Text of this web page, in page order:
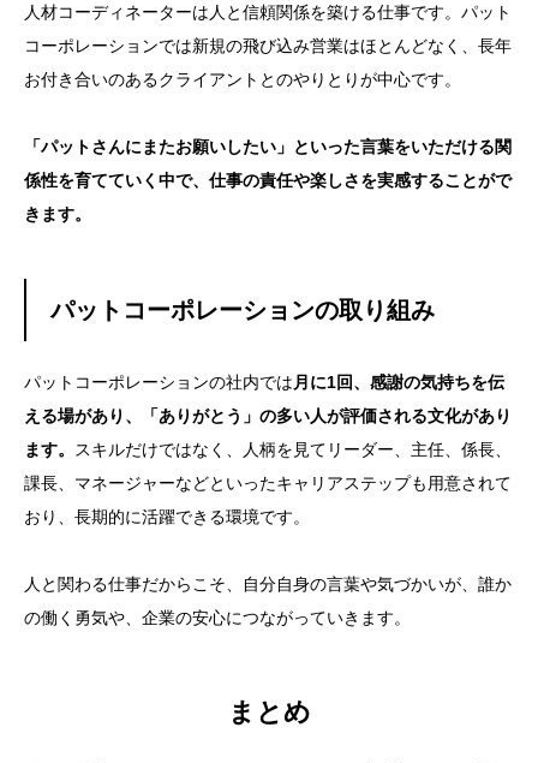
人材コーディネーターは人と信頼関係を築ける仕事です。パット
コーポレーションでは新規の飛び込み営業はほとんどなく、長年
お付き合いのあるクライアントとのやりとりが中心です。
「パットさんにまたお願いしたい」といった言葉をいただける関
係性を育てていく中で、仕事の責任や楽しさを実感することがで
きます。
パットコーポレーションの取り組み
パットコーポレーションの社内では 月に1回、感謝の気持ちを伝
える場があり、「ありがとう」の多い人が評価される文化があり
ます。
スキルだけではなく、人柄を見てリーダー、主任、係長、
課長、マネージャーなどといったキャリアステップも用意されて
おり、長期的に活躍できる環境です。
人と関わる仕事だからこそ、自分自身の言葉や気づかいが、誰か
の働く勇気や、企業の安心につながっていきます。
まとめ